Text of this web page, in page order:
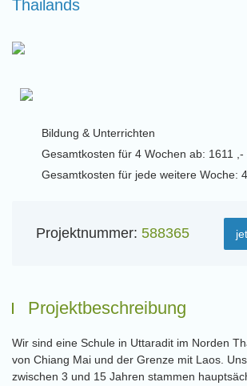
Thailands
Bildung & Unterrichten
Gesamtkosten für 4 Wochen ab: 1611 ,-
Gesamtkosten für jede weitere Woche:
Projektnummer: 588365
Projektbeschreibung
Wir sind eine Schule in Uttaradit im Norden
von Chiang Mai und der Grenze mit Laos.
zwischen 3 und 15 Jahren stammen